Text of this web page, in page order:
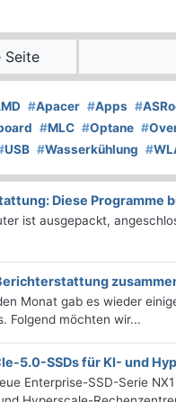
Seite
#Apacer #Apps #
#MLC #Optane #
USB #Wasserkühlung #
Diese Programme
ist ausgepackt,
Monat gab es wieder
Folgend möchten wir...
5.0-SSDs für KI- und
Enterprise-SSD-Serie